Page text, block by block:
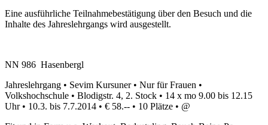
Eine ausführliche Teilnahmebestätigung über den Besuch und die
Inhalte des Jahreslehrgangs wird ausgestellt.
NN 986 Hasenbergl
Jahreslehrgang • Sevim Kursuner • Nur für Frauen •
Volkshochschule • Blodigstr. 4, 2. Stock • 14 x mo 9.00 bis 12.15
Uhr • 10.3. bis 7.7.2014 • € 58.-- • 10 Plätze • @